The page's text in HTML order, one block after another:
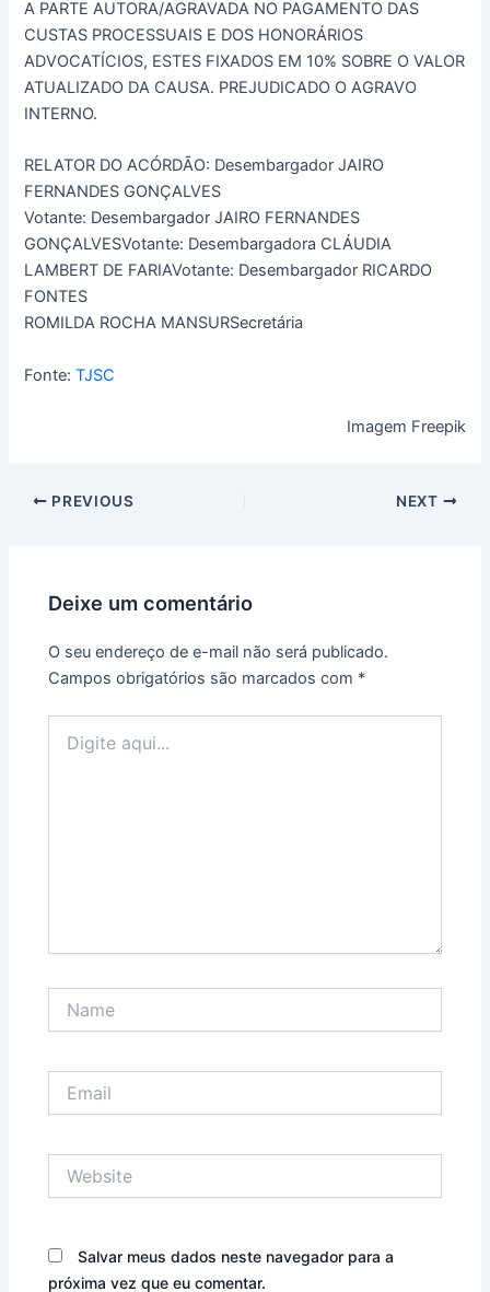
A PARTE AUTORA/AGRAVADA NO PAGAMENTO DAS
CUSTAS PROCESSUAIS E DOS HONORÁRIOS
ADVOCATÍCIOS, ESTES FIXADOS EM 10% SOBRE O VALOR
ATUALIZADO DA CAUSA. PREJUDICADO O AGRAVO
INTERNO.
RELATOR DO ACÓRDÃO: Desembargador JAIRO
FERNANDES GONÇALVES
Votante: Desembargador JAIRO FERNANDES
GONÇALVESVotante: Desembargadora CLÁUDIA
LAMBERT DE FARIAVotante: Desembargador RICARDO
FONTES
ROMILDA ROCHA MANSURSecretária
Fonte:TJSC
Imagem Freepik
PREVIOUS NEXT
Deixe um comentário
O seu endereço de e-mail não será publicado.
Campos obrigatórios são marcados com *
aqui...
Salvar meus dados neste navegador para a
próxima vez que eu comentar.